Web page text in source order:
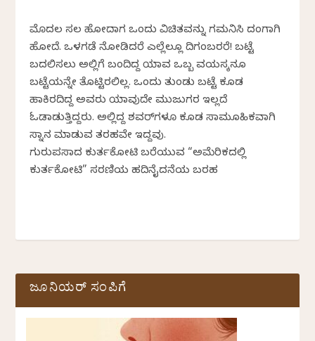
ಮೊದಲ ಸಲ ಹೋದಾಗ ಒಂದು ವಿಚಿತ್ರವನ್ನು ಗಮನಿಸಿ ದಂಗಾಗಿ
ಹೋದೆ. ಒಳಗಡೆ ನೋಡಿದರೆ ಎಲ್ಲೆಲ್ಲೂ ದಿಗಂಬರರೆ! ಬಟ್ಟೆ
ಬದಲಿಸಲು ಅಲ್ಲಿಗೆ ಬಂದಿದ್ದ ಯಾವ ಒಬ್ಬ ವಯಸ್ಕನೂ
ಬಟ್ಟೆಯನ್ನೇ ತೊಟ್ಟಿರಲಿಲ್ಲ. ಒಂದು ತುಂಡು ಬಟ್ಟೆ ಕೂಡ
ಹಾಕಿರದಿದ್ದ ಅವರು ಯಾವುದೇ ಮುಜುಗರ ಇಲ್ಲದೆ
ಓಡಾಡುತ್ತಿದ್ದರು. ಅಲ್ಲಿದ್ದ ಶವರ್‌ಗಳೂ ಕೂಡ ಸಾಮೂಹಿಕವಾಗಿ
ಸ್ನಾನ ಮಾಡುವ ತರಹವೇ ಇದ್ದವು.
ಗುರುಪ್ರಸಾದ ಕುರ್ತಕೋಟಿ ಬರೆಯುವ “ಅಮೆರಿಕದಲ್ಲಿ
ಕುರ್ತಕೋಟಿ” ಸರಣಿಯ ಹದಿನೈದನೆಯ ಬರಹ
ಜೂನಿಯರ್ ಸಂಪಿಗೆ